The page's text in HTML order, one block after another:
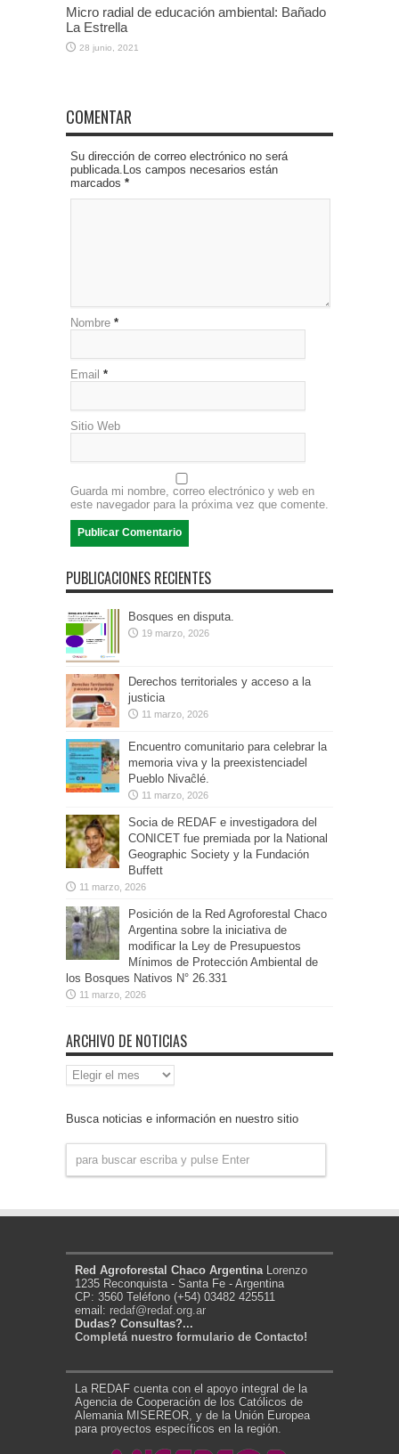
Micro radial de educación ambiental: Bañado
La Estrella
28 junio, 2021
COMENTAR
Su dirección de correo electrónico no será
publicada.Los campos necesarios están
marcados *
Nombre *
Email *
Sitio Web
Guarda mi nombre, correo electrónico y web en
este navegador para la próxima vez que comente.
PUBLICACIONES RECIENTES
Bosques en disputa.
19 marzo, 2026
Derechos territoriales y acceso a la
justicia
11 marzo, 2026
Encuentro comunitario para celebrar la
memoria viva y la preexistenciadel
Pueblo Nivaĉlé.
11 marzo, 2026
Socia de REDAF e investigadora del
CONICET fue premiada por la National
Geographic Society y la Fundación
Buffett
11 marzo, 2026
Posición de la Red Agroforestal Chaco
Argentina sobre la iniciativa de
modificar la Ley de Presupuestos
Mínimos de Protección Ambiental de
los Bosques Nativos N° 26.331
11 marzo, 2026
ARCHIVO DE NOTICIAS
Archivo
de
Busca noticias e información en nuestro sitio
Red Agroforestal Chaco Argentina Lorenzo
1235 Reconquista - Santa Fe - Argentina
CP: 3560 Teléfono (+54) 03482 425511
email: redaf@redaf.org.ar
Dudas? Consultas?...
Completá nuestro formulario de Contacto!
La REDAF cuenta con el apoyo integral de la
Agencia de Cooperación de los Católicos de
Alemania MISEREOR, y de la Unión Europea
para proyectos específicos en la región.